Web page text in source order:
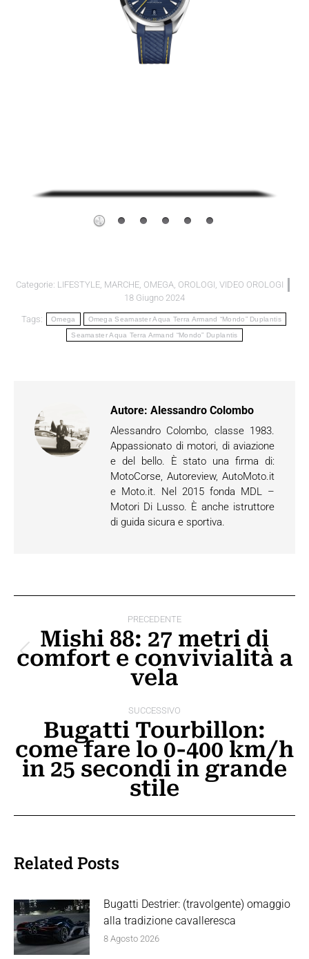
Categorie: LIFESTYLE, MARCHE, OMEGA, OROLOGI, VIDEO OROLOGI
18 Giugno 2024
Tags: Omega Omega Seamaster Aqua Terra Armand “Mondo” Duplantis
Seamaster Aqua Terra Armand “Mondo” Duplantis
Autore: Alessandro Colombo
Alessandro Colombo, classe 1983.
Appassionato di motori, di aviazione
e del bello. È stato una firma di:
MotoCorse, Autoreview, AutoMoto.it
e Moto.it. Nel 2015 fonda MDL –
Motori Di Lusso. È anche istruttore
di guida sicura e sportiva.
i
PRECEDENTE
Post
precedente:
Mishi 88: 27 metri di
comfort e convivialità a
vela
SUCCESSIVO
Prossimo
post:
Bugatti Tourbillon:
come fare lo 0-400 km/h
in 25 secondi in grande
stile
Related Posts
Bugatti Destrier: (travolgente) omaggio
alla tradizione cavalleresca
8 Agosto 2026